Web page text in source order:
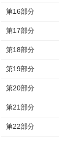
第16部分
第17部分
第18部分
第19部分
第20部分
第21部分
第22部分